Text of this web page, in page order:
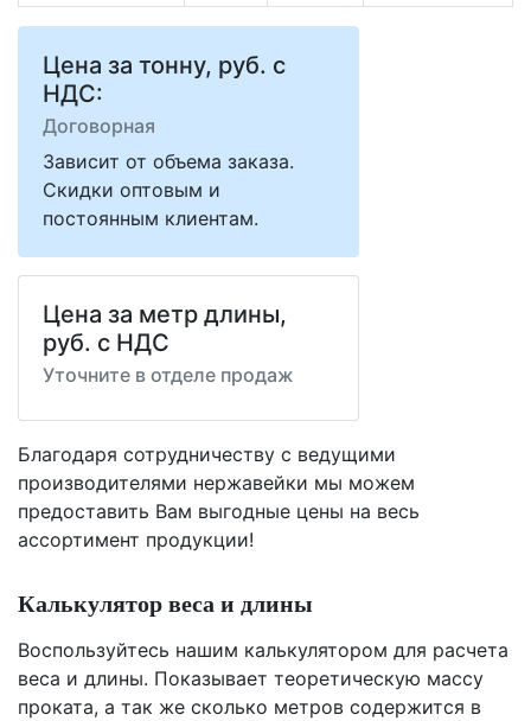
Цена за тонну, руб. с
НДС:
Договорная
Зависит от объема заказа.
Скидки оптовым и
постоянным клиентам.
Цена за метр длины,
руб. с НДС
Уточните в отделе продаж
Благодаря сотрудничеству с ведущими
производителями нержавейки мы можем
предоставить Вам выгодные цены на весь
ассортимент продукции!
Калькулятор веса и длины
Воспользуйтесь нашим калькулятором для расчета
веса и длины. Показывает теоретическую массу
проката, а так же сколько метров содержится в